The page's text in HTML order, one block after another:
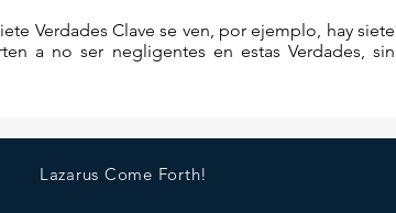
Verdades Clave se ven, por ejemplo, hay siete
a no ser negligentes en estas Verdades, sin
Lazarus Come Forth!